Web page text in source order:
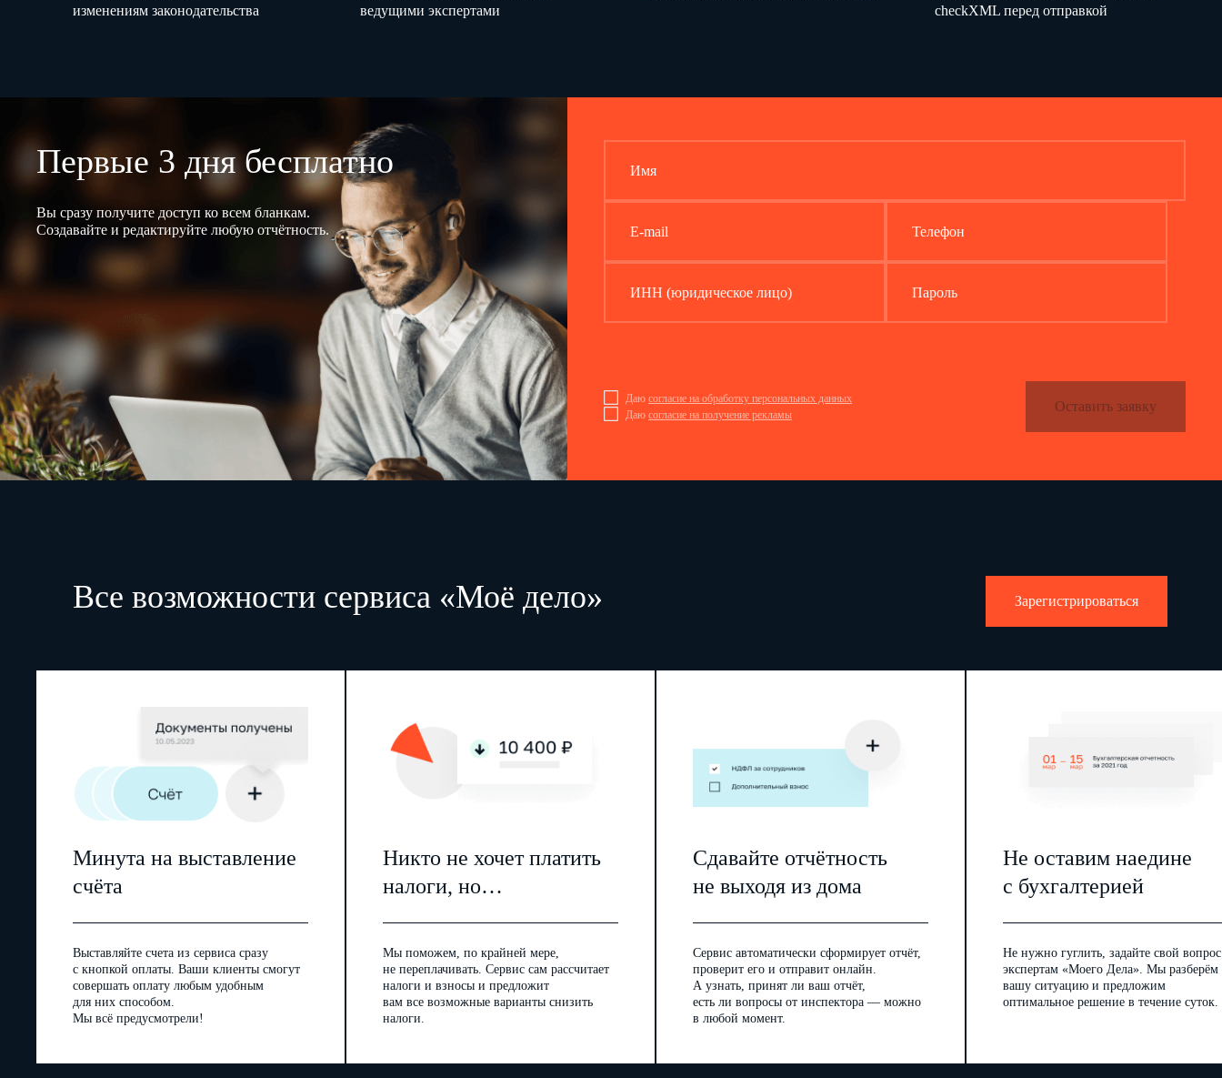
изменениям законодательства
ведущими экспертами
checkXML перед отправкой
Первые 3 дня бесплатно
Вы сразу получите доступ ко всем бланкам.
Создавайте и редактируйте любую отчётность.
Имя
E-mail Телефон
ИНН (юридическое лицо) Пароль
Даю согласие на обработку персональных данных
Даю согласие на получение рекламы
Оставить заявку
Все возможности сервиса «Моё дело» Зарегистрироваться
Минута на выставление
счёта
Выставляйте счета из сервиса сразу
с кнопкой оплаты. Ваши клиенты смогут
совершать оплату любым удобным
для них способом.
Мы всё предусмотрели!
Никто не хочет платить
налоги, но…
Мы поможем, по крайней мере,
не переплачивать. Сервис сам рассчитает
налоги и взносы и предложит
вам все возможные варианты снизить
налоги.
Сдавайте отчётность
не выходя из дома
Сервис автоматически сформирует отчёт,
проверит его и отправит онлайн.
А узнать, принят ли ваш отчёт,
есть ли вопросы от инспектора — можно
в любой момент.
Не оставим наедине
с бухгалтерией
Не нужно гуглить, задайте свой вопрос
экспертам «Моего Дела». Мы разберём
вашу ситуацию и предложим
оптимальное решение в течение суток.